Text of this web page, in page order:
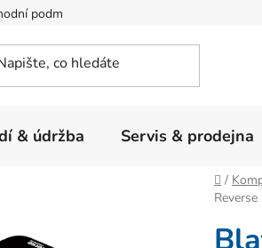
podmínky
& údržba Servis & prodejna
Domů
/